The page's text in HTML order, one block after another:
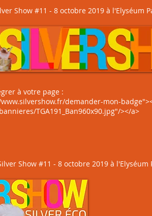
Show #11 - 8 octobre 2019 à l'Elyséum
à votre page :
demander-mon-
TGA191_Ban960x90.jpg"/></a>
Show #11 - 8 octobre 2019 à l'Elyséum